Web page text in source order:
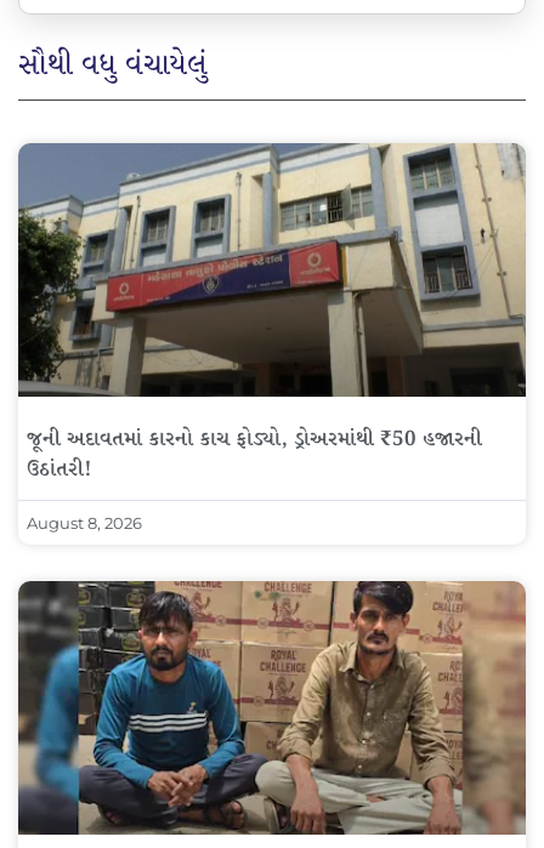
સૌથી વધુ વંચાયેલું
જૂની અદાવતમાં કારનો કાચ ફોડ્યો, ડ્રોઅરમાંથી ₹50 હજારની
ઉઠાંતરી!
August 8, 2026